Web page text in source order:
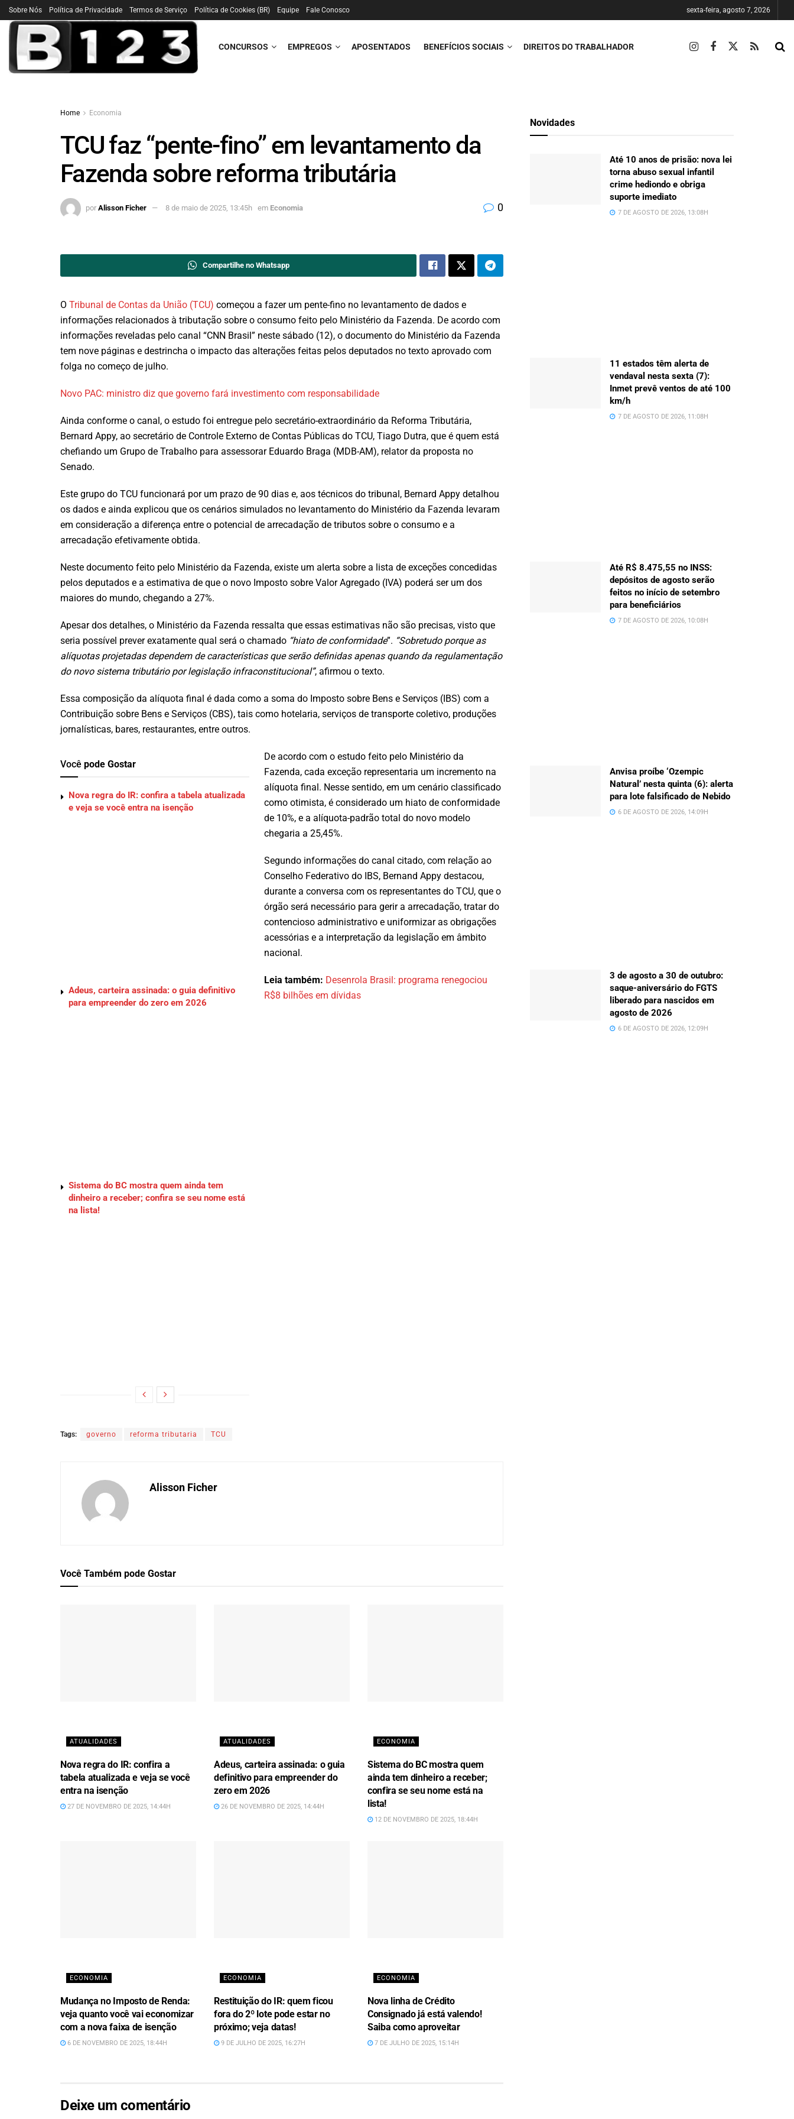
Sobre Nós Política de Privacidade Termos de Serviço Política de Cookies (BR) Equipe Fale Conosco sexta-feira, agosto 7, 2026
CONCURSOS EMPREGOS APOSENTADOS BENEFÍCIOS SOCIAIS DIREITOS DO TRABALHADOR
Home Economia
TCU faz “pente-fino” em levantamento da
Fazenda sobre reforma tributária
por Alisson Ficher 8 de maio de 2025, 13:45h em Economia 0
Compartilhe no Whatsapp
O Tribunal de Contas da União (TCU) começou a fazer um pente-fino no levantamento de dados e
informações relacionados à tributação sobre o consumo feito pelo Ministério da Fazenda. De acordo com
informações reveladas pelo canal “CNN Brasil” neste sábado (12), o documento do Ministério da Fazenda
tem nove páginas e destrincha o impacto das alterações feitas pelos deputados no texto aprovado com
folga no começo de julho.
Novo PAC: ministro diz que governo fará investimento com responsabilidade
Ainda conforme o canal, o estudo foi entregue pelo secretário-extraordinário da Reforma Tributária,
Bernard Appy, ao secretário de Controle Externo de Contas Públicas do TCU, Tiago Dutra, que é quem está
chefiando um Grupo de Trabalho para assessorar Eduardo Braga (MDB-AM), relator da proposta no
Senado.
Este grupo do TCU funcionará por um prazo de 90 dias e, aos técnicos do tribunal, Bernard Appy detalhou
os dados e ainda explicou que os cenários simulados no levantamento do Ministério da Fazenda levaram
em consideração a diferença entre o potencial de arrecadação de tributos sobre o consumo e a
arrecadação efetivamente obtida.
Neste documento feito pelo Ministério da Fazenda, existe um alerta sobre a lista de exceções concedidas
pelos deputados e a estimativa de que o novo Imposto sobre Valor Agregado (IVA) poderá ser um dos
maiores do mundo, chegando a 27%.
Apesar dos detalhes, o Ministério da Fazenda ressalta que essas estimativas não são precisas, visto que
seria possível prever exatamente qual será o chamado “hiato de conformidade”. “Sobretudo porque as
alíquotas projetadas dependem de características que serão definidas apenas quando da regulamentação
do novo sistema tributário por legislação infraconstitucional”, afirmou o texto.
Essa composição da alíquota final é dada como a soma do Imposto sobre Bens e Serviços (IBS) com a
Contribuição sobre Bens e Serviços (CBS), tais como hotelaria, serviços de transporte coletivo, produções
jornalísticas, bares, restaurantes, entre outros.
Você pode Gostar
Nova regra do IR: confira a tabela atualizada
e veja se você entra na isenção
Adeus, carteira assinada: o guia definitivo
para empreender do zero em 2026
Sistema do BC mostra quem ainda tem
dinheiro a receber; confira se seu nome está
na lista!
De acordo com o estudo feito pelo Ministério da
Fazenda, cada exceção representaria um incremento na
alíquota final. Nesse sentido, em um cenário classificado
como otimista, é considerado um hiato de conformidade
de 10%, e a alíquota-padrão total do novo modelo
chegaria a 25,45%.
Segundo informações do canal citado, com relação ao
Conselho Federativo do IBS, Bernand Appy destacou,
durante a conversa com os representantes do TCU, que o
órgão será necessário para gerir a arrecadação, tratar do
contencioso administrativo e uniformizar as obrigações
acessórias e a interpretação da legislação em âmbito
nacional.
Leia também: Desenrola Brasil: programa renegociou
R$8 bilhões em dívidas
Tags: governo reforma tributaria TCU
Alisson Ficher
Você Também pode Gostar
ATUALIDADES
Nova regra do IR: confira a
tabela atualizada e veja se você
entra na isenção
27 DE NOVEMBRO DE 2025, 14:44H
ATUALIDADES
Adeus, carteira assinada: o guia
definitivo para empreender do
zero em 2026
26 DE NOVEMBRO DE 2025, 14:44H
ECONOMIA
Sistema do BC mostra quem
ainda tem dinheiro a receber;
confira se seu nome está na
lista!
12 DE NOVEMBRO DE 2025, 18:44H
ECONOMIA
Mudança no Imposto de Renda:
veja quanto você vai economizar
com a nova faixa de isenção
6 DE NOVEMBRO DE 2025, 18:44H
ECONOMIA
Restituição do IR: quem ficou
fora do 2º lote pode estar no
próximo; veja datas!
9 DE JULHO DE 2025, 16:27H
ECONOMIA
Nova linha de Crédito
Consignado já está valendo!
Saiba como aproveitar
7 DE JULHO DE 2025, 15:14H
Deixe um comentário
Novidades
Até 10 anos de prisão: nova lei
torna abuso sexual infantil
crime hediondo e obriga
suporte imediato
7 DE AGOSTO DE 2026, 13:08H
11 estados têm alerta de
vendaval nesta sexta (7):
Inmet prevê ventos de até 100
km/h
7 DE AGOSTO DE 2026, 11:08H
Até R$ 8.475,55 no INSS:
depósitos de agosto serão
feitos no início de setembro
para beneficiários
7 DE AGOSTO DE 2026, 10:08H
Anvisa proíbe ‘Ozempic
Natural’ nesta quinta (6): alerta
para lote falsificado de Nebido
6 DE AGOSTO DE 2026, 14:09H
3 de agosto a 30 de outubro:
saque-aniversário do FGTS
liberado para nascidos em
agosto de 2026
6 DE AGOSTO DE 2026, 12:09H